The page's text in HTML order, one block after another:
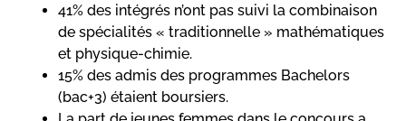
41% des intégrés n’ont pas suivi la combinaison
de spécialités « traditionnelle » mathématiques
et physique-chimie.
15% des admis des programmes Bachelors
(bac+3) étaient boursiers.